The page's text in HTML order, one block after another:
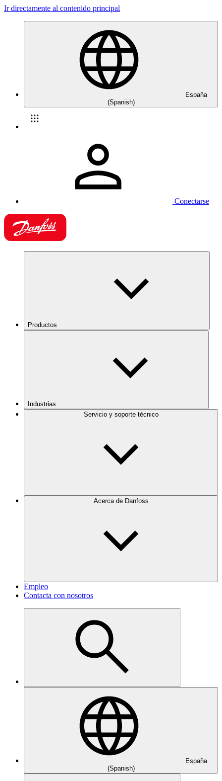
Ir directamente al contenido principal
España
(Spanish)
Conectarse
Productos
Industrias
Servicio y soporte técnico
Acerca de Danfoss
Empleo
Contacta con nosotros
España
(Spanish)